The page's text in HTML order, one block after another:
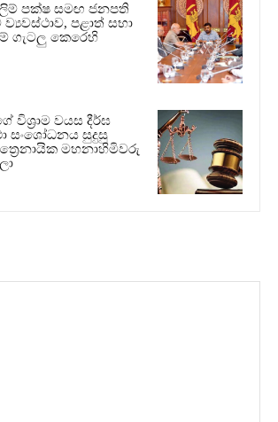
පක්ෂ සමඟ ජනපති
පළාත් සභා
ගැටලු කෙරෙහි
වයස දීර්ඝ
සංශෝධනය සුදුසු
මහනාහිමිවරු